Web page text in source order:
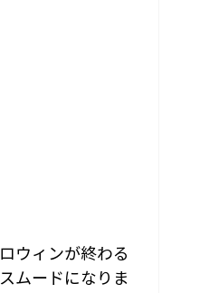
ウィンが終わる
ムードになりま